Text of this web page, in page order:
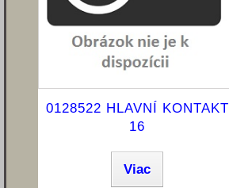
0128522 HLAVNÍ KONTAKT
16
Viac